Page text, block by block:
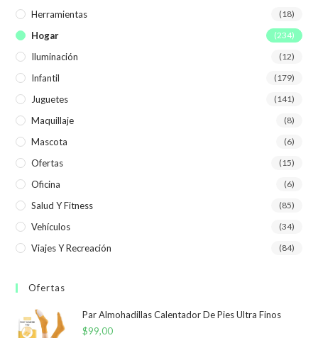
Herramientas (18)
Hogar (234)
Iluminación (12)
Infantil (179)
Juguetes (141)
Maquillaje (8)
Mascota (6)
Ofertas (15)
Oficina (6)
Salud Y Fitness (85)
Vehículos (34)
Viajes Y Recreación (84)
Ofertas
Par Almohadillas Calentador De Pies Ultra Finos
$99,00